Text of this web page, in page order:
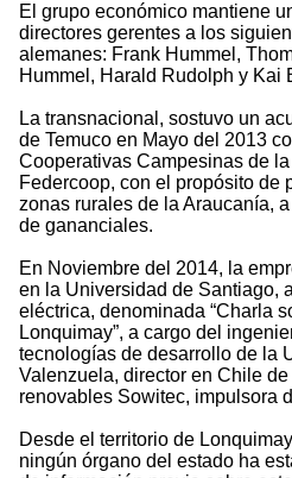
El grupo económico mantiene
directores gerentes a los
alemanes: Frank Hummel,
Hummel, Harald Rudolph y Kai
La transnacional, sostuvo un
de Temuco en Mayo del 2013
Cooperativas Campesinas de
Federcoop, con el propósito de
zonas rurales de la Araucanía,
de gananciales.
En Noviembre del 2014, la
en la Universidad de Santiago,
eléctrica, denominada “Charla
Lonquimay”, a cargo del
tecnologías de desarrollo de la
Valenzuela, director en Chile
renovables Sowitec, impulsora
Desde el territorio de
ningún órgano del estado ha